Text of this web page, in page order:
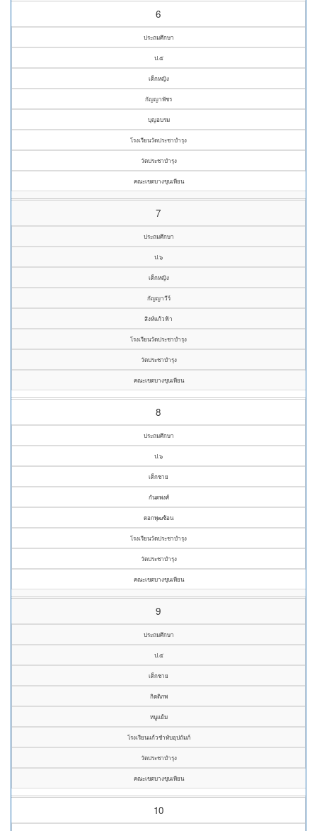
6
ประถมศึกษา
ป.๕
เด็กหญิง
กัญญาพัชร
บุญอบรม
โรงเรียนวัดประชาบำรุง
วัดประชาบำรุง
คณะเขตบางขุนเทียน
7
ประถมศึกษา
ป.๖
เด็กหญิง
กัญญาวีร์
สิงห์แก้วฟ้า
โรงเรียนวัดประชาบำรุง
วัดประชาบำรุง
คณะเขตบางขุนเทียน
8
ประถมศึกษา
ป.๖
เด็กชาย
กันตพงศ์
ดอกพุฒซ้อน
โรงเรียนวัดประชาบำรุง
วัดประชาบำรุง
คณะเขตบางขุนเทียน
9
ประถมศึกษา
ป.๕
เด็กชาย
กิตติภพ
หนูแย้ม
โรงเรียนแก้วขำทับอุปถัมภ์
วัดประชาบำรุง
คณะเขตบางขุนเทียน
10